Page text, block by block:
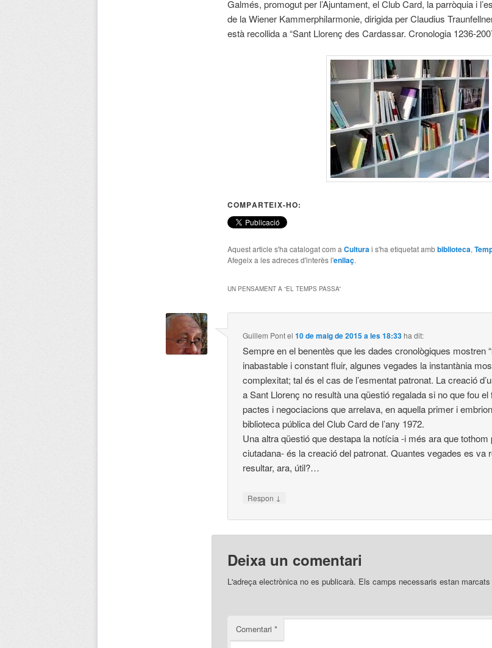
Galmés, promogut per l’Ajuntament, el Club Card, la parròquia i
de la Wiener Kammerphilarmonie, dirigida per Claudius
està recollida a “Sant Llorenç des Cardassar. Cronologia 1236-
COMPARTEIX-HO:
Aquest article s'ha catalogat com aCulturai s'ha etiquetat ambbiblioteca,
Afegeix a les adreces d'interès l'enllaç.
UN PENSAMENT A “EL TEMPS PASSA”
Guillem Pontel10 de maig de 2015 a les 18:33ha dit:
Sempre en el benentès que les dades cronològiques mostren
inabastable i constant fluir, algunes vegades la instantània
complexitat; tal és el cas de l’esmentat patronat. La creació
a Sant Llorenç no resultà una qüestió regalada si no que fou el
pactes i negociacions que arrelava, en aquella primer i
biblioteca pública del Club Card de l’any 1972.
Una altra qüestió que destapa la notícia -i més ara que
ciutadana- és la creació del patronat. Quantes vegades es va
resultar, ara, útil?…
Respon ↓
Deixa un comentari
L'adreça electrònica no es publicarà. Els camps necessaris estan
Comentari *